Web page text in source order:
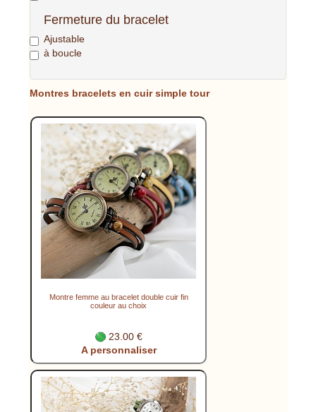
Fermeture du bracelet
Ajustable
à boucle
Montres bracelets en cuir simple tour
Montre femme au bracelet double cuir fin
couleur au choix
23.00 €
A personnaliser